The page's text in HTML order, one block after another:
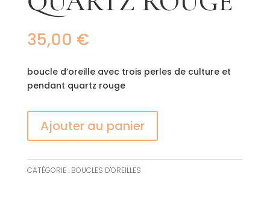
35,00 €
boucle d’oreille avec trois perles de culture et
pendant quartz rouge
Ajouter au panier
CATÉGORIE : BOUCLES D'OREILLES